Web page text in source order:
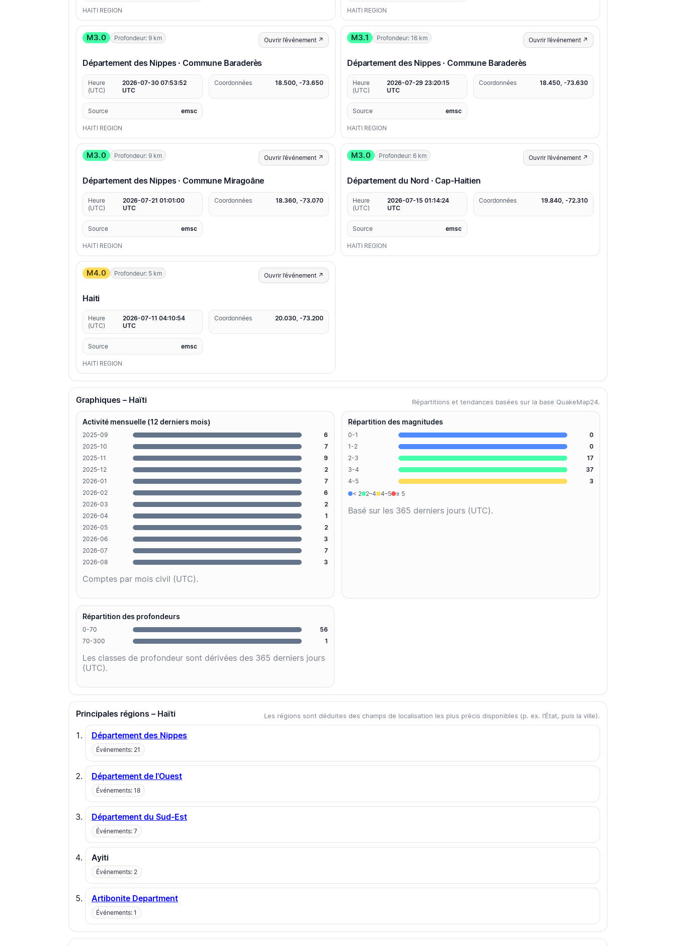
HAITI REGION HAITI REGION
M3.0 Profondeur: 9 km Ouvrir l’événement ↗
Département des Nippes · Commune Baraderès
Heure
(UTC)
2026-07-30 07:53:52
UTC
Coordonnées 18.500, -73.650
Source emsc
HAITI REGION
M3.1 Profondeur: 16 km Ouvrir l’événement ↗
Département des Nippes · Commune Baraderès
Heure
(UTC)
2026-07-29 23:20:15
UTC
Coordonnées 18.450, -73.630
Source emsc
HAITI REGION
M3.0 Profondeur: 9 km Ouvrir l’événement ↗
Département des Nippes · Commune Miragoâne
Heure
(UTC)
2026-07-21 01:01:00
UTC
Coordonnées 18.360, -73.070
Source emsc
HAITI REGION
M3.0 Profondeur: 6 km Ouvrir l’événement ↗
Département du Nord · Cap-Haitien
Heure
(UTC)
2026-07-15 01:14:24
UTC
Coordonnées 19.840, -72.310
Source emsc
HAITI REGION
M4.0 Profondeur: 5 km Ouvrir l’événement ↗
Haiti
Heure
(UTC)
2026-07-11 04:10:54
UTC
Coordonnées 20.030, -73.200
Source emsc
HAITI REGION
Graphiques – Haïti Répartitions et tendances basées sur la base QuakeMap24.
Activité mensuelle (12 derniers mois)
2025-09
6
2025-10
7
2025-11
9
2025-12
2
2026-01
7
2026-02
6
2026-03
2
2026-04
1
2026-05
2
2026-06
3
2026-07
7
2026-08
3
Comptes par mois civil (UTC).
Répartition des magnitudes
0-1
0
1-2
0
2-3
17
3-4
37
4-5
3
< 2
2–4 4–5 ≥ 5
Basé sur les 365 derniers jours (UTC).
Répartition des profondeurs
0-70
56
70-300
1
Les classes de profondeur sont dérivées des 365 derniers jours
(UTC).
Principales régions – Haïti Les régions sont déduites des champs de localisation les plus précis disponibles (p. ex. l’État, puis la ville).
Département des Nippes
Événements: 21
Département de l'Ouest
Événements: 18
Département du Sud-Est
Événements: 7
Ayiti
Événements: 2
Artibonite Department
Événements: 1